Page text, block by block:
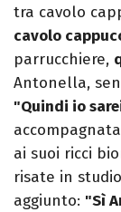
tra cavolo
cavolo
parrucchiere,
Antonella,
"Quindi io
ai suoi ricci
risate in
aggiunto: "Sì